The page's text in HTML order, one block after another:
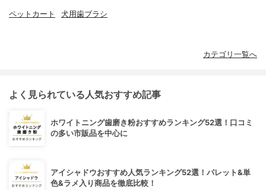
ペットカート 犬用歯ブラシ
カテゴリ一覧へ
よく見られている人気おすすめ記事
ホワイトニング歯磨き粉おすすめランキング52選！口コミ
の多い市販品を中心に
アイシャドウおすすめ人気ランキング52選！パレット&単
色&ラメ入り商品を徹底比較！